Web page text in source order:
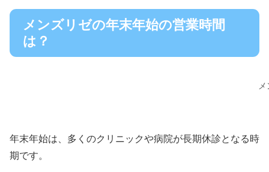
メンズリゼの年末年始の営業時間
は？
年末年始は、多くのクリニックや病院が長期休診となる時
期です。